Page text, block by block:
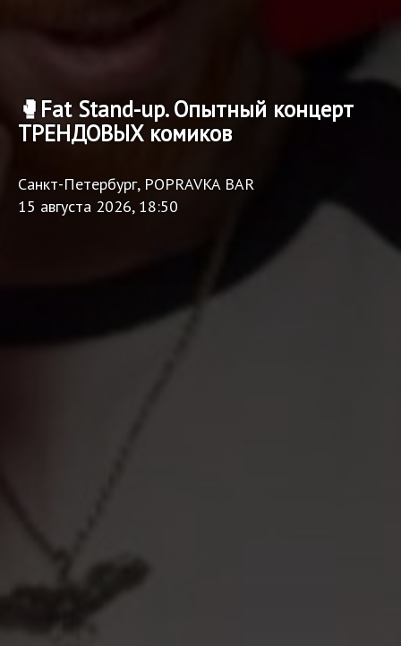
🥊Fat Stand-up. Опытный концерт
ТРЕНДОВЫХ комиков
Санкт-Петербург, POPRAVKA BAR
15 августа 2026, 18:50